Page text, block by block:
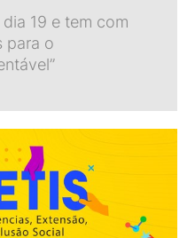
19 e tem com
para o